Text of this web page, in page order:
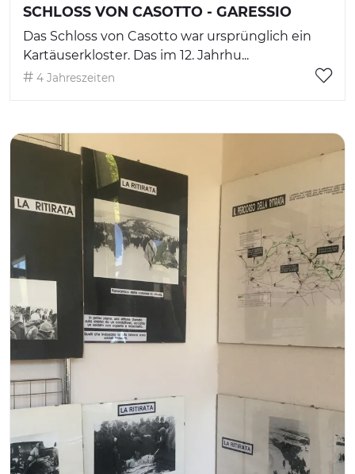
SCHLOSS VON CASOTTO - GARESSIO
Das Schloss von Casotto war ursprünglich ein
Kartäuserkloster. Das im 12. Jahrhu...
4 Jahreszeiten